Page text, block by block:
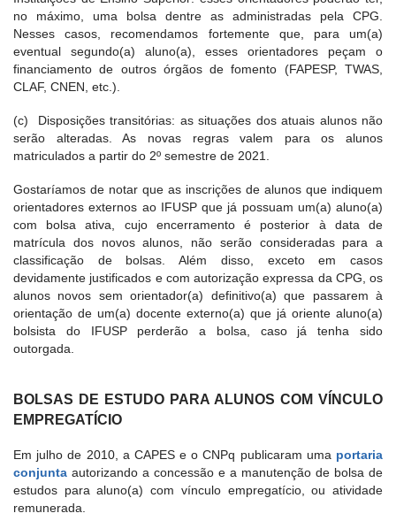
no máximo, uma bolsa dentre as administradas pela CPG.
Nesses casos, recomendamos fortemente que, para um(a)
eventual segundo(a) aluno(a), esses orientadores peçam o
financiamento de outros órgãos de fomento (FAPESP, TWAS,
CLAF, CNEN, etc.).
(c) Disposições transitórias: as situações dos atuais alunos não
serão alteradas. As novas regras valem para os alunos
matriculados a partir do 2º semestre de 2021.
Gostaríamos de notar que as inscrições de alunos que indiquem
orientadores externos ao IFUSP que já possuam um(a) aluno(a)
com bolsa ativa, cujo encerramento é posterior à data de
matrícula dos novos alunos, não serão consideradas para a
classificação de bolsas. Além disso, exceto em casos
devidamente justificados e com autorização expressa da CPG, os
alunos novos sem orientador(a) definitivo(a) que passarem à
orientação de um(a) docente externo(a) que já oriente aluno(a)
bolsista do IFUSP perderão a bolsa, caso já tenha sido
outorgada.
BOLSAS DE ESTUDO PARA ALUNOS COM VÍNCULO
EMPREGATÍCIO​
Em julho de 2010, a CAPES e o CNPq publicaram uma portaria
conjunta autorizando a concessão e a manutenção de bolsa de
estudos para aluno(a) com vínculo empregatício, ou atividade
remunerada.